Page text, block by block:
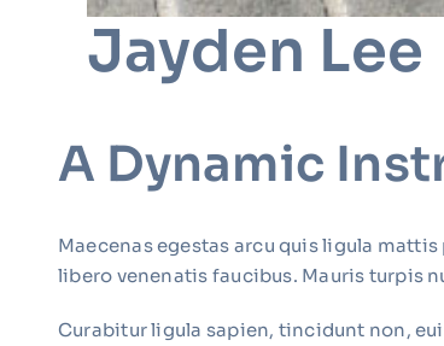
Jayden Lee
A Dynamic
Maecenas egestas arcu quis ligula
libero venenatis faucibus. Mauris turpis
Curabitur ligula sapien, tincidunt non,